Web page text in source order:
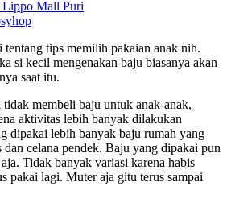
Lippo Mall Puri
tips memilih pakaian anak nih.
si kecil mengenakan baju biasanya akan
saat itu.
tidak membeli baju untuk anak-anak,
aktivitas lebih banyak dilakukan
dipakai lebih banyak baju rumah yang
dan celana pendek. Baju yang dipakai pun
Tidak banyak variasi karena habis
pakai lagi. Muter aja gitu terus sampai